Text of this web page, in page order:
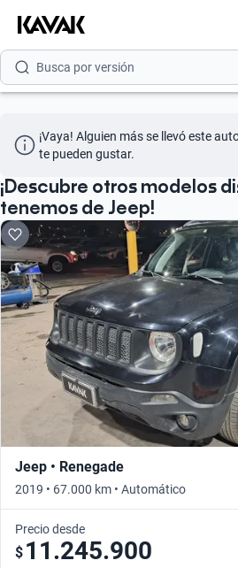
Busca por modelo
Busca por versión
Busca por marca
Busca por modelo
Busca por versión
Busca por año
¡Vaya! Alguien más se llevó este
te pueden gustar.
¡Descubre otros modelos
tenemos de Jeep!
Jeep • Renegade
2019 • 67.000 km • Automático
Precio desde
$ 11.245.900